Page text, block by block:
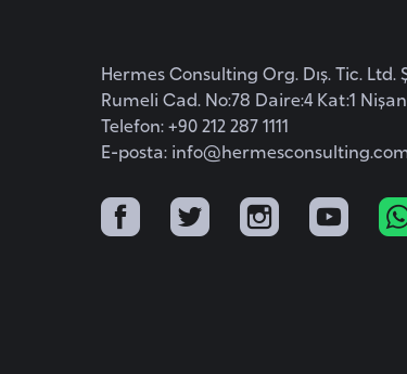
Hermes Consulting Org. Dış. Tic. Ltd.
Rumeli Cad. No:78 Daire:4 Kat:1
Telefon: +90 212 287 1111
E-posta: